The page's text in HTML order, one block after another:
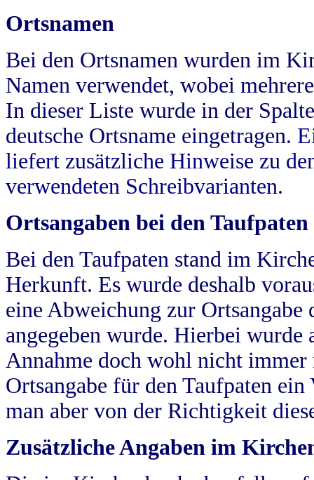
Ortsnamen
Bei den Ortsnamen wurden im
Namen verwendet, wobei
In dieser Liste wurde in der
deutsche Ortsname eingetragen.
liefert zusätzliche Hinweise zu
verwendeten Schreibvarianten.
Ortsangaben bei den Taufpaten
Bei den Taufpaten stand im
Herkunft. Es wurde deshalb
eine Abweichung zur
angegeben wurde. Hierbei wurde
Annahme doch wohl nicht
Ortsangabe für den Taufpaten
man aber von der Richtigkeit
Zusätzliche Angaben im